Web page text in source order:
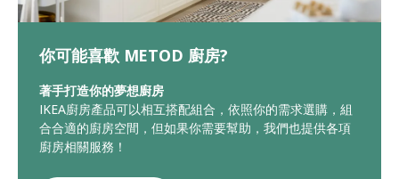
你可能喜歡 METOD 廚房?
著手打造你的夢想廚房
IKEA廚房產品可以相互搭配組合，依照你的需求選購，組
合合適的廚房空間，但如果你需要幫助，我們也提供各項
廚房相關服務！